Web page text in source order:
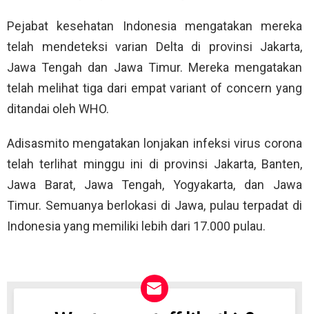
Pejabat kesehatan Indonesia mengatakan mereka
telah mendeteksi varian Delta di provinsi Jakarta,
Jawa Tengah dan Jawa Timur. Mereka mengatakan
telah melihat tiga dari empat variant of concern yang
ditandai oleh WHO.
Adisasmito mengatakan lonjakan infeksi virus corona
telah terlihat minggu ini di provinsi Jakarta, Banten,
Jawa Barat, Jawa Tengah, Yogyakarta, dan Jawa
Timur. Semuanya berlokasi di Jawa, pulau terpadat di
Indonesia yang memiliki lebih dari 17.000 pulau.